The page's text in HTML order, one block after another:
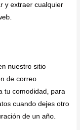
y extraer cualquier
nuestro sitio
de correo
tu comodidad, para
cuando dejes otro
de un año.